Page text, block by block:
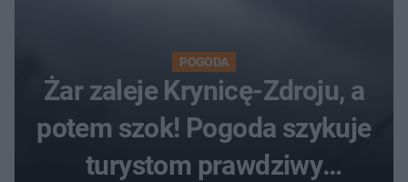
POGODA
Żar zaleje Krynicę-Zdroju, a
potem szok! Pogoda szykuje
turystom prawdziwy